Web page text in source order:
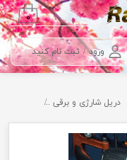
ورود / ثبت نام کنید
۰
دریل شارژی و برقی